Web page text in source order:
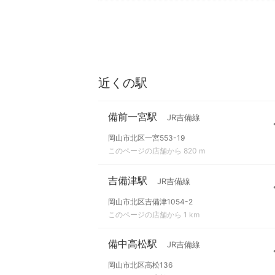
近くの駅
備前一宮駅 JR吉備線
岡山市北区一宮553-19
このページの店舗から 820 m
吉備津駅 JR吉備線
岡山市北区吉備津1054-2
このページの店舗から 1 km
備中高松駅 JR吉備線
岡山市北区高松136